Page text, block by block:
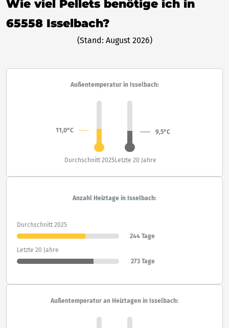
Wie viel Pellets benötige ich in
65558 Isselbach?
(Stand: August 2026)
Außentemperatur in Isselbach:
11,0°C 9,5°C
Durchschnitt 2025Letzte 20 Jahre
Anzahl Heiztage in Isselbach:
Durchschnitt 2025
244 Tage
Letzte 20 Jahre
273 Tage
Außentemperatur an Heiztagen in Isselbach: